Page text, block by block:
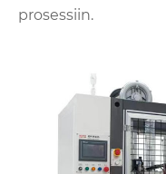
prosessiin.